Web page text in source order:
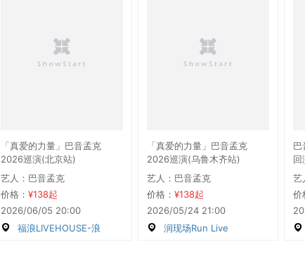
「真爱的力量」巴音孟克
2026巡演(北京站)
艺人：巴音孟克
价格： ¥138起
2026/06/05 20:00
福浪LIVEHOUSE-浪
「真爱的力量」巴音孟克
2026巡演(乌鲁木齐站)
艺人：巴音孟克
价格： ¥138起
2026/05/24 21:00
润现场Run Live
巴
回
艺
价